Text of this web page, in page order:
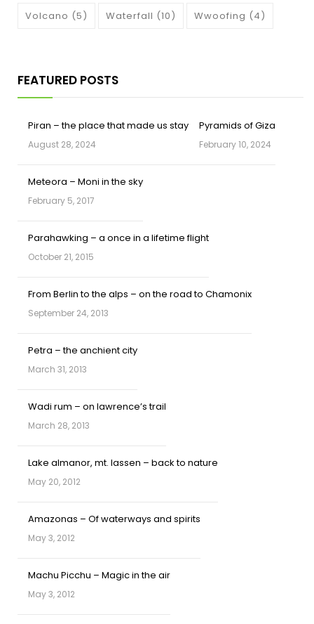
Volcano (5) Waterfall (10) Wwoofing (4)
FEATURED POSTS
Piran – the place that made us stay
August 28, 2024
Pyramids of Giza
February 10, 2024
Meteora – Moni in the sky
February 5, 2017
Parahawking – a once in a lifetime flight
October 21, 2015
From Berlin to the alps – on the road to Chamonix
September 24, 2013
Petra – the anchient city
March 31, 2013
Wadi rum – on lawrence’s trail
March 28, 2013
Lake almanor, mt. lassen – back to nature
May 20, 2012
Amazonas – Of waterways and spirits
May 3, 2012
Machu Picchu – Magic in the air
May 3, 2012